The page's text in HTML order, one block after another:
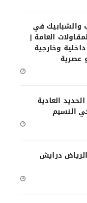
والشبابيك في
العامة |
وخارجية
عصرية
العادية
النسيم
درايش